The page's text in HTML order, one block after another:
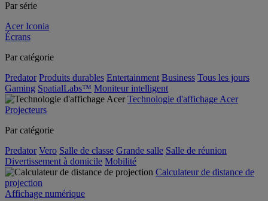
Par série
Acer Iconia
Écrans
Par catégorie
Predator Produits durables Entertainment Business Tous les jours
Gaming SpatialLabs™ Moniteur intelligent
Technologie d'affichage Acer
Projecteurs
Par catégorie
Predator Vero Salle de classe Grande salle Salle de réunion
Divertissement à domicile Mobilité
Calculateur de distance de
projection
Affichage numérique